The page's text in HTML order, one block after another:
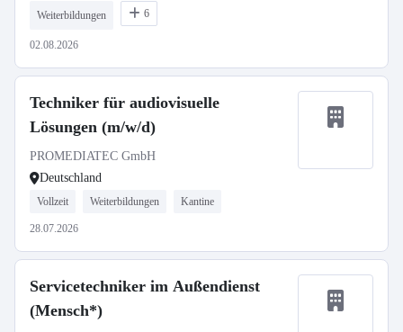
Weiterbildungen 6
02.08.2026
Techniker für audiovisuelle
Lösungen (m/w/d)
PROMEDIATEC GmbH
Deutschland
Vollzeit Weiterbildungen Kantine
28.07.2026
Servicetechniker im Außendienst
(Mensch*)